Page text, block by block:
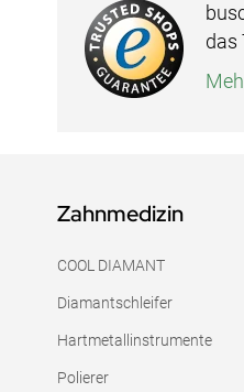
das
Zahnmedizin
COOL DIAMANT
Diamantschleifer
Hartmetallinstrumente
Polierer